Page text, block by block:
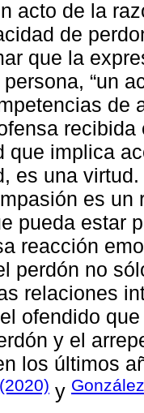
acto de la
de
que la
“un
de
que implica
es una
es
pueda estar
reacción
perdón no
relaciones
ofendido
y el
los últimos
y